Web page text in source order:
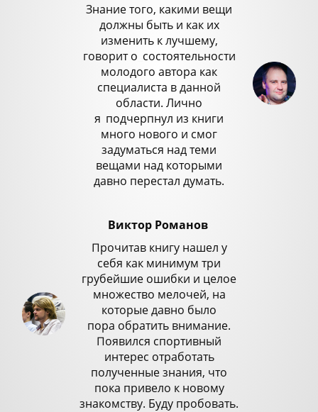
Знание того, какими вещи
должны быть и как их
изменить к лучшему,
говорит о состоятельности
молодого автора как
специалиста в данной
области. Лично
я подчерпнул из книги
много нового и смог
задуматься над теми
вещами над которыми
давно перестал думать.
Виктор Романов
Прочитав книгу нашел у
себя как минимум три
грубейшие ошибки и целое
множество мелочей, на
которые давно было
пора обратить внимание.
Появился спортивный
интерес отработать
полученные знания, что
пока привело к новому
знакомству. Буду пробовать.